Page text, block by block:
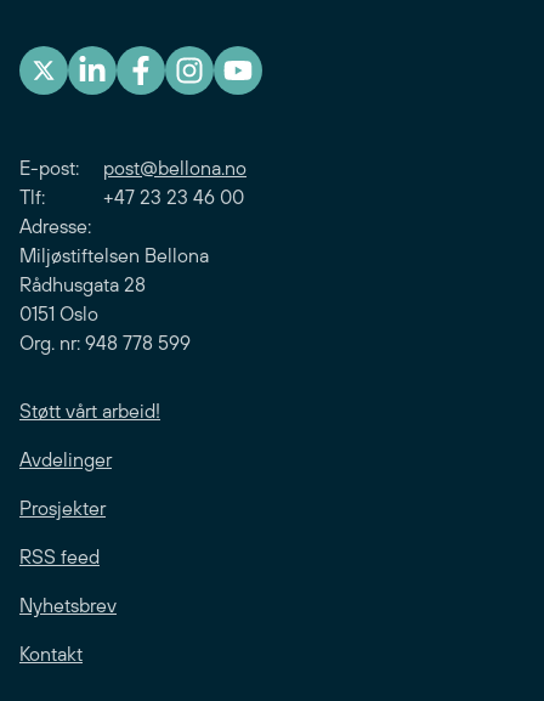
E-post: post@bellona.no
Tlf: +47 23 23 46 00
Adresse:
Miljøstiftelsen Bellona
Rådhusgata 28
0151 Oslo
Org. nr: 948 778 599
Støtt vårt arbeid!
Avdelinger
Prosjekter
RSS feed
Nyhetsbrev
Kontakt